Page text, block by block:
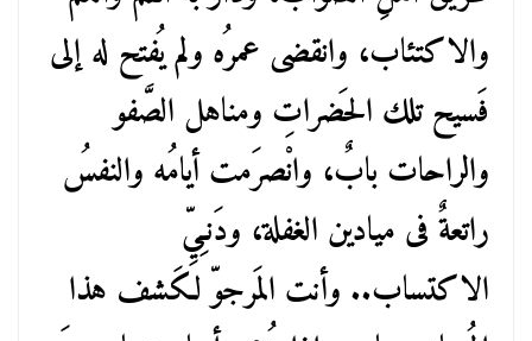
والاكتئاب، وانقضى عمرُه ولم يُفتح له إلى
فَسيح تلك الحَضراتِ ومناهل الصَّفو
والراحات بابٌ، وانْصرَمت أيامُه والنفسُ
راتعةٌ فى ميادين الغفلة، ودَنـِيِّ
الاكتساب.. وأنت المَرجوّ لكَشف هذا